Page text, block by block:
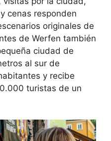
cenas responden
originales de
de Werfen también
ciudad de
al sur de
y recibe
turistas de un